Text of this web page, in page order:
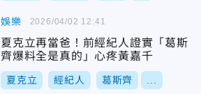
娛樂
夏克立再當爸！前經紀人證實「葛斯
齊爆料全是真的」心疼黃嘉千
夏克立 經紀人 葛斯齊
2026/04/02 12:41